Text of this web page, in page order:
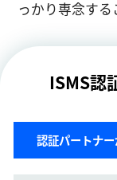
っかり専念する
ISMS認
認証パートナ